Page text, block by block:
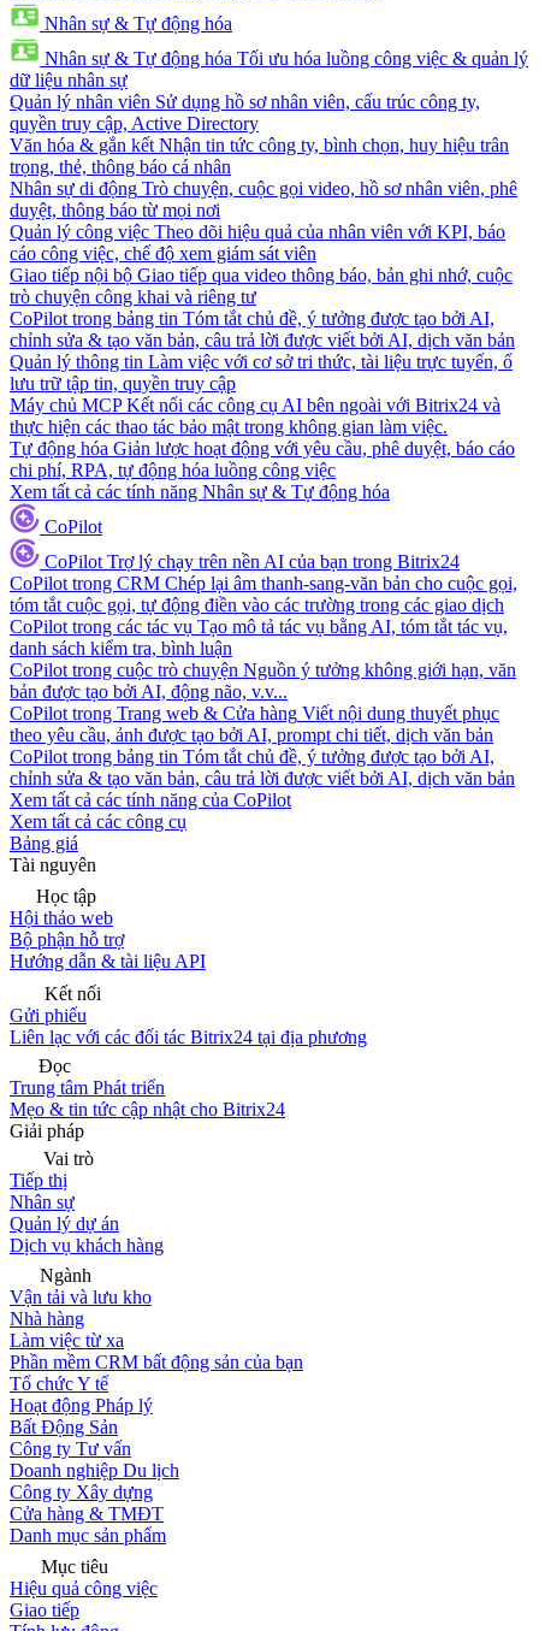
Nhân sự & Tự động hóa
Nhân sự & Tự động hóa Tối ưu hóa luồng công việc & quản lý
dữ liệu nhân sự
Quản lý nhân viên Sử dụng hồ sơ nhân viên, cấu trúc công ty,
quyền truy cập, Active Directory
Văn hóa & gắn kết Nhận tin tức công ty, bình chọn, huy hiệu trân
trọng, thẻ, thông báo cá nhân
Nhân sự di động Trò chuyện, cuộc gọi video, hồ sơ nhân viên, phê
duyệt, thông báo từ mọi nơi
Quản lý công việc Theo dõi hiệu quả của nhân viên với KPI, báo
cáo công việc, chế độ xem giám sát viên
Giao tiếp nội bộ Giao tiếp qua video thông báo, bản ghi nhớ, cuộc
trò chuyện công khai và riêng tư
CoPilot trong bảng tin Tóm tắt chủ đề, ý tưởng được tạo bởi AI,
chỉnh sửa & tạo văn bản, câu trả lời được viết bởi AI, dịch văn bản
Quản lý thông tin Làm việc với cơ sở tri thức, tài liệu trực tuyến, ổ
lưu trữ tập tin, quyền truy cập
Máy chủ MCP Kết nối các công cụ AI bên ngoài với Bitrix24 và
thực hiện các thao tác bảo mật trong không gian làm việc.
Tự động hóa Giản lược hoạt động với yêu cầu, phê duyệt, báo cáo
chi phí, RPA, tự động hóa luồng công việc
Xem tất cả các tính năng Nhân sự & Tự động hóa
CoPilot
CoPilot Trợ lý chạy trên nền AI của bạn trong Bitrix24
CoPilot trong CRM Chép lại âm thanh-sang-văn bản cho cuộc gọi,
tóm tắt cuộc gọi, tự động điền vào các trường trong các giao dịch
CoPilot trong các tác vụ Tạo mô tả tác vụ bằng AI, tóm tắt tác vụ,
danh sách kiểm tra, bình luận
CoPilot trong cuộc trò chuyện Nguồn ý tưởng không giới hạn, văn
bản được tạo bởi AI, động não, v.v...
CoPilot trong Trang web & Cửa hàng Viết nội dung thuyết phục
theo yêu cầu, ảnh được tạo bởi AI, prompt chi tiết, dịch văn bản
CoPilot trong bảng tin Tóm tắt chủ đề, ý tưởng được tạo bởi AI,
chỉnh sửa & tạo văn bản, câu trả lời được viết bởi AI, dịch văn bản
Xem tất cả các tính năng của CoPilot
Xem tất cả các công cụ
Bảng giá
Tài nguyên
Học tập
Hội thảo web
Bộ phận hỗ trợ
Hướng dẫn & tài liệu API
Kết nối
Gửi phiếu
Liên lạc với các đối tác Bitrix24 tại địa phương
Đọc
Trung tâm Phát triển
Mẹo & tin tức cập nhật cho Bitrix24
Giải pháp
Vai trò
Tiếp thị
Nhân sự
Quản lý dự án
Dịch vụ khách hàng
Ngành
Vận tải và lưu kho
Nhà hàng
Làm việc từ xa
Phần mềm CRM bất động sản của bạn
Tổ chức Y tế
Hoạt động Pháp lý
Bất Động Sản
Công ty Tư vấn
Doanh nghiệp Du lịch
Công ty Xây dựng
Cửa hàng & TMĐT
Danh mục sản phẩm
Mục tiêu
Hiệu quả công việc
Giao tiếp